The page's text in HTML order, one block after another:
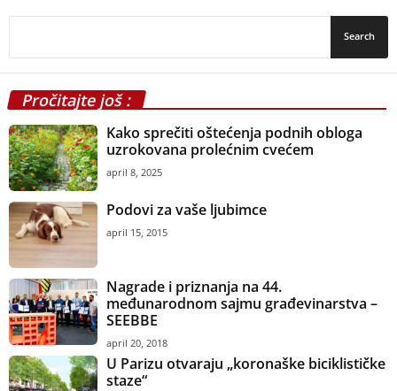
Pročitajte još :
Kako sprečiti oštećenja podnih obloga
uzrokovana prolećnim cvećem
april 8, 2025
Podovi za vaše ljubimce
april 15, 2015
Nagrade i priznanja na 44.
međunarodnom sajmu građevinarstva –
SEEBBE
april 20, 2018
U Parizu otvaraju „koronaške biciklističke
staze“